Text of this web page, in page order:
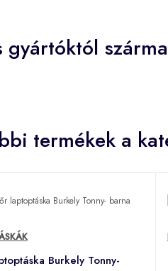
gyártóktól
termékek a
Burkely Tonny-